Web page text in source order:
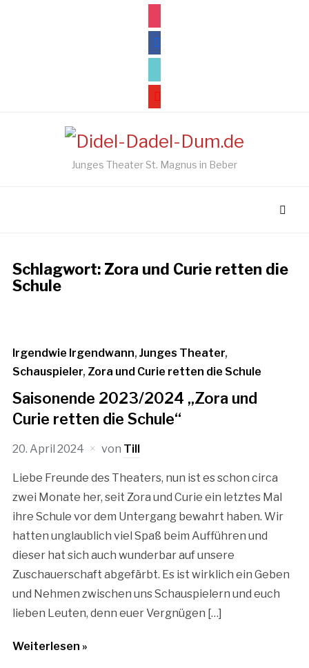
facebook
youtube
Junges Theater St. Magnus in Beber
Schlagwort: Zora und Curie retten die
Schule
Irgendwie Irgendwann, Junges Theater,
Schauspieler, Zora und Curie retten die Schule
Saisonende 2023/2024 „Zora und
Curie retten die Schule“
20. April 2024 von Till
Liebe Freunde des Theaters, nun ist es schon circa
zwei Monate her, seit Zora und Curie ein letztes Mal
ihre Schule vor dem Untergang bewahrt haben. Wir
hatten unglaublich viel Spaß beim Aufführen und
dieser hat sich auch wunderbar auf unsere
Zuschauerschaft abgefärbt. Es ist wirklich ein Geben
und Nehmen zwischen uns Schauspielern und euch
lieben Leuten, denn euer Vergnügen […]
Weiterlesen »